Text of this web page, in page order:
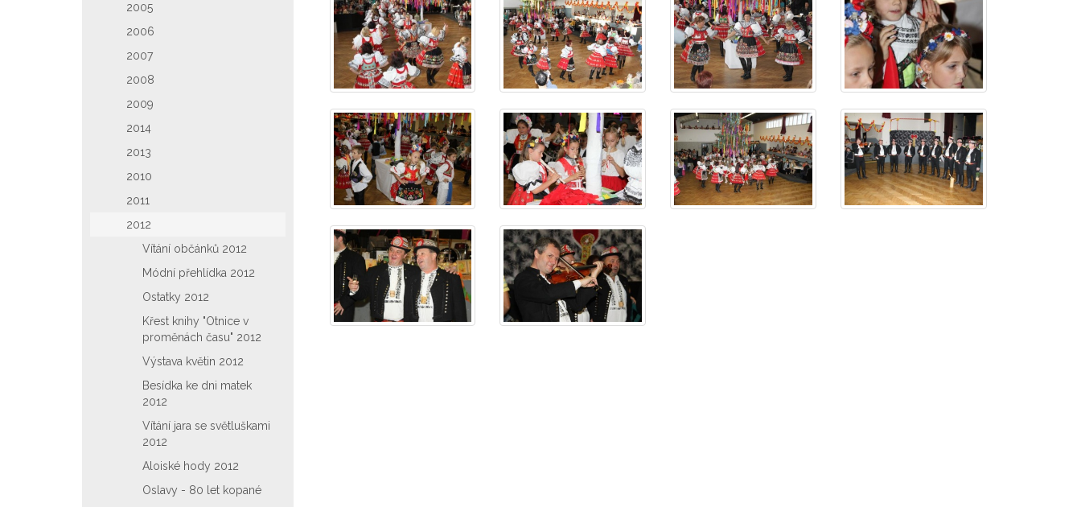
2005
2006
2007
2008
2009
2014
2013
2010
2011
2012
Vítání občánků 2012
Módní přehlídka 2012
Ostatky 2012
Křest knihy "Otnice v
proměnách času" 2012
Výstava květin 2012
Besídka ke dni matek
2012
Vítání jara se světluškami
2012
Aloiské hody 2012
Oslavy - 80 let kopané